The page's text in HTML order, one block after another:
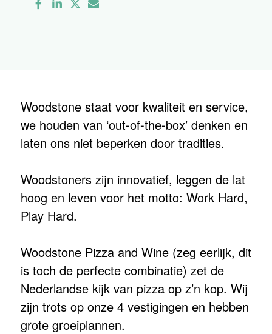
Woodstone staat voor kwaliteit en service,
we houden van ‘out-of-the-box’ denken en
laten ons niet beperken door tradities.
Woodstoners zijn innovatief, leggen de lat
hoog en leven voor het motto: Work Hard,
Play Hard.
Woodstone Pizza and Wine (zeg eerlijk, dit
is toch de perfecte combinatie) zet de
Nederlandse kijk van pizza op z’n kop. Wij
zijn trots op onze 4 vestigingen en hebben
grote groeiplannen.